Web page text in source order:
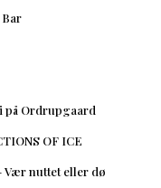
på Ordrupgaard
OF ICE
Vær nuttet eller dø